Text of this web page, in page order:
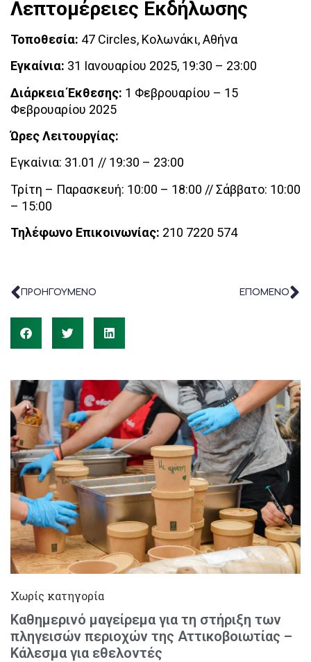
Χωρίς κατηγορία
Καθημερινό μαγείρεμα για τη στήριξη των
πληγεισών περιοχών της Αττικοβοιωτίας –
Κάλεσμα για εθελοντές
Λεπτομέρειες Εκδήλωσης
Τοποθεσία: 47 Circles, Κολωνάκι, Αθήνα
Εγκαίνια: 31 Ιανουαρίου 2025, 19:30 – 23:00
Διάρκεια Έκθεσης: 1 Φεβρουαρίου – 15
Φεβρουαρίου 2025
Ώρες Λειτουργίας:
Εγκαίνια: 31.01 // 19:30 – 23:00
Τρίτη – Παρασκευή: 10:00 – 18:00 // Σάββατο: 10:00
– 15:00
Τηλέφωνο Επικοινωνίας: 210 7220 574
ΠΡΟΗΓΟΥΜΕΝΟ ΕΠΟΜΕΝΟ